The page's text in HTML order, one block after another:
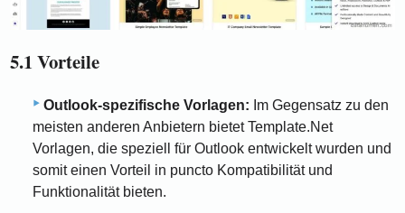
5.1 Vorteile
Outlook-spezifische Vorlagen: Im Gegensatz zu den
meisten anderen Anbietern bietet Template.Net
Vorlagen, die speziell für Outlook entwickelt wurden und
somit einen Vorteil in puncto Kompatibilität und
Funktionalität bieten.